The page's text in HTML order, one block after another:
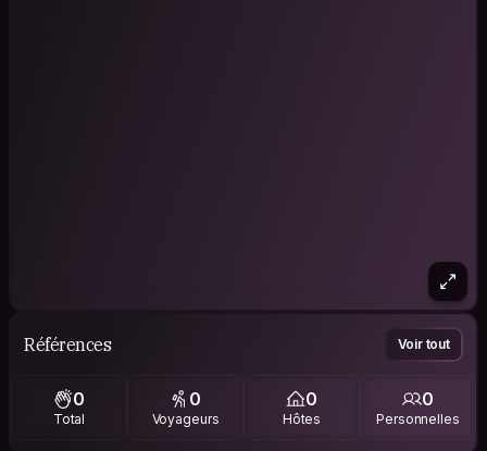
Références Voir tout
0
Total
0
Voyageurs
0
Hôtes
0
Personnelles